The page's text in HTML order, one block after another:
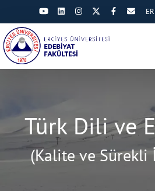
Türk Dili ve
(Kalite ve Sürekli